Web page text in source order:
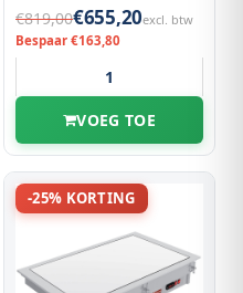
€819,00€655,20excl. btw
Bespaar €163,80
VOEG TOE
-25% KORTING